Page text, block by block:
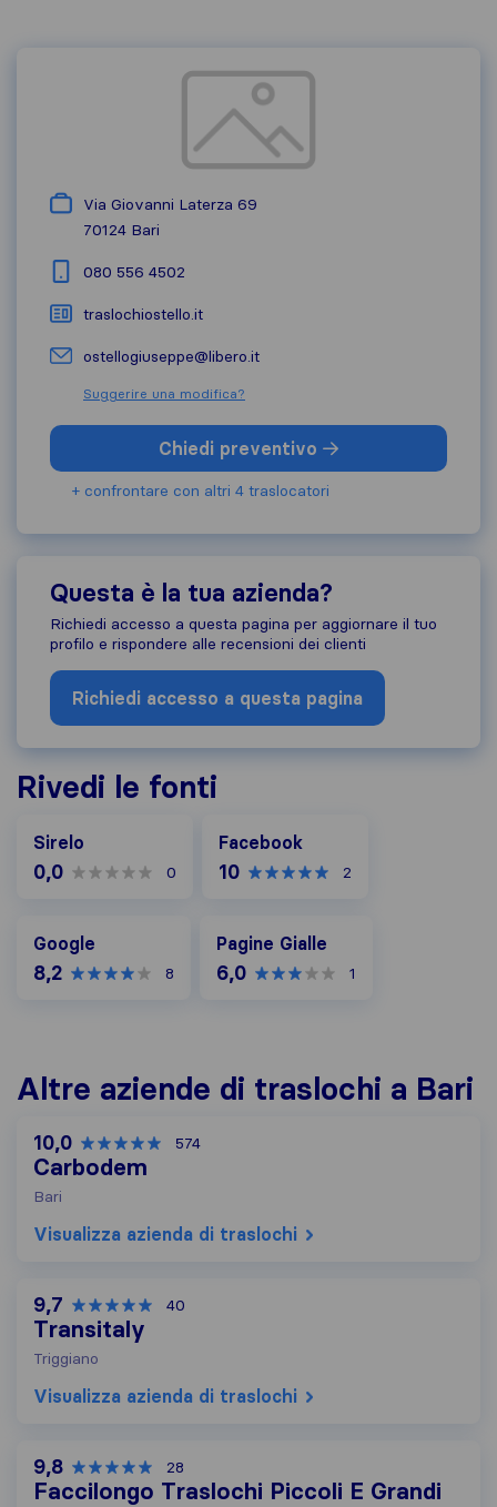
Via Giovanni Laterza 69
70124 Bari
080 556 4502
traslochiostello.it
ostellogiuseppe@libero.it
Suggerire una modifica?
Chiedi preventivo
+ confrontare con altri 4 traslocatori
Questa è la tua azienda?
Richiedi accesso a questa pagina per aggiornare il tuo
profilo e rispondere alle recensioni dei clienti
Richiedi accesso a questa pagina
Rivedi le fonti
Sirelo
0,0 0
Facebook
10 2
Google
8,2 8
Pagine Gialle
6,0 1
Altre aziende di traslochi a Bari
10,0 574
Carbodem
Bari
Visualizza azienda di traslochi
9,7 40
Transitaly
Triggiano
Visualizza azienda di traslochi
9,8 28
Faccilongo Traslochi Piccoli E Grandi